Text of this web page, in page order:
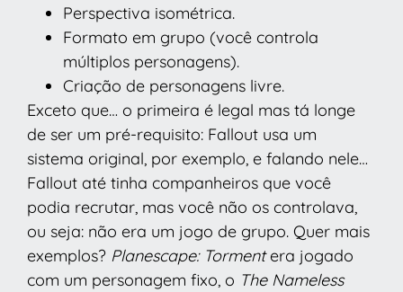
Perspectiva isométrica.
Formato em grupo (você controla
múltiplos personagens).
Criação de personagens livre.
Exceto que… o primeira é legal mas tá longe
de ser um pré-requisito: Fallout usa um
sistema original, por exemplo, e falando nele…
Fallout até tinha companheiros que você
podia recrutar, mas você não os controlava,
ou seja: não era um jogo de grupo. Quer mais
exemplos? Planescape:Tormentera jogado
com um personagem fixo, o The Nameless